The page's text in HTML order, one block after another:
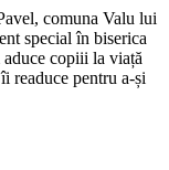
comuna Valu lui
special în biserica
copiii la viață
readuce pentru a-și